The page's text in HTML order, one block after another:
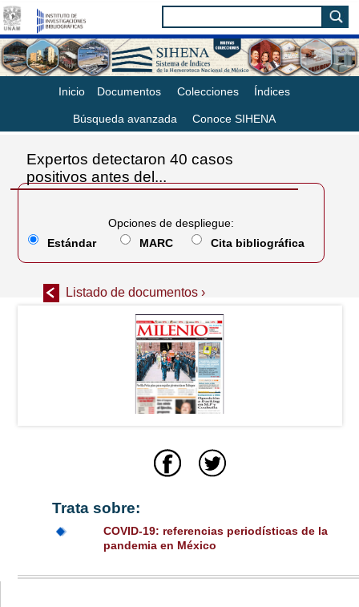
Inicio Documentos Colecciones Índices
Búsqueda avanzada Conoce SIHENA
Expertos detectaron 40 casos
positivos antes del...
Listado de documentos ›
Opciones de despliegue:
Estándar
MARC Cita bibliográfica
Trata sobre:
COVID-19: referencias periodísticas de la
pandemia en México